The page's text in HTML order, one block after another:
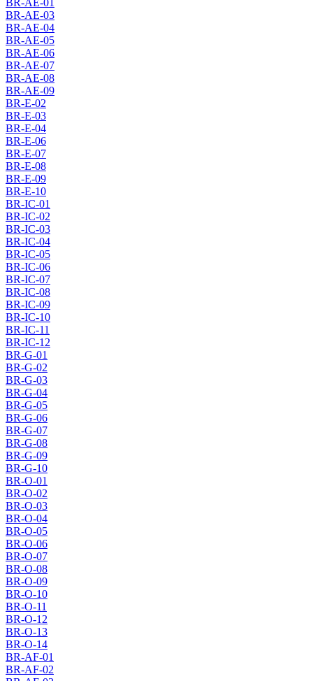
BR-AE-01
BR-AE-03
BR-AE-04
BR-AE-05
BR-AE-06
BR-AE-07
BR-AE-08
BR-AE-09
BR-E-02
BR-E-03
BR-E-04
BR-E-06
BR-E-07
BR-E-08
BR-E-09
BR-E-10
BR-IC-01
BR-IC-02
BR-IC-03
BR-IC-04
BR-IC-05
BR-IC-06
BR-IC-07
BR-IC-08
BR-IC-09
BR-IC-10
BR-IC-11
BR-IC-12
BR-G-01
BR-G-02
BR-G-03
BR-G-04
BR-G-05
BR-G-06
BR-G-07
BR-G-08
BR-G-09
BR-G-10
BR-O-01
BR-O-02
BR-O-03
BR-O-04
BR-O-05
BR-O-06
BR-O-07
BR-O-08
BR-O-09
BR-O-10
BR-O-11
BR-O-12
BR-O-13
BR-O-14
BR-AF-01
BR-AF-02